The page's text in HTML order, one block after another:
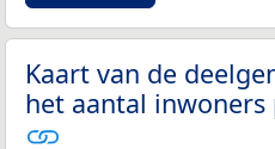
Kaart van de
het aantal